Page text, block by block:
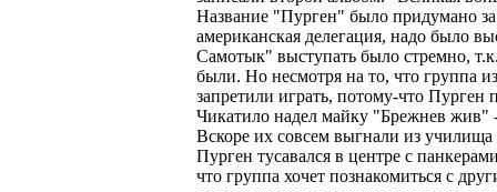
Название "Пурген" было придумано за
американская делегация, надо было
Самотык" выступать было стремно,
были. Но несмотря на то, что группа
запретили играть, потому-что
Чикатило надел майку "Брежнев жив"
Вскоре их совсем выгнали из училища
Пурген тусавался в центре с
что группа хочет познакомиться с